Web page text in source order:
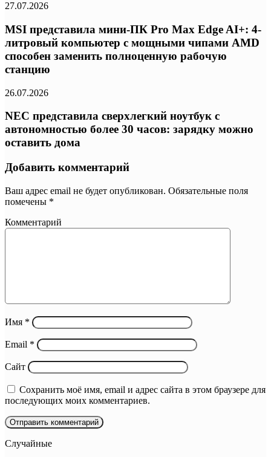
27.07.2026
MSI представила мини-ПК Pro Max Edge AI+: 4-
литровый компьютер с мощными чипами AMD
способен заменить полноценную рабочую
станцию
26.07.2026
NEC представила сверхлегкий ноутбук с
автономностью более 30 часов: зарядку можно
оставить дома
Добавить комментарий
Ваш адрес email не будет опубликован. Обязательные поля
помечены *
Комментарий
Имя *
Email *
Сайт
Сохранить моё имя, email и адрес сайта в этом браузере для
последующих моих комментариев.
Случайные